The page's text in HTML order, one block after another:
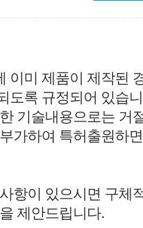
이미 제품이 제작된
도록 규정되어 있습
기술내용으로는 거
가하여 특허출원하
항이 있으시면 구체
제안드립니다.